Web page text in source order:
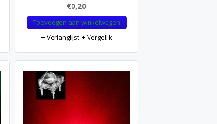
€0,20
Toevoegen aan winkelwagen
Verlanglijst
Vergelijk